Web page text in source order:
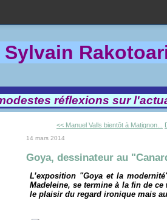
Rakotoa
réflexions sur
<< Manuel Valls bientôt à Matignon...
14 mars 2014
Goya, dessinateur au
L’exposition "Goya et la
Madeleine, se termine à la fin de
le plaisir du regard ironique mais